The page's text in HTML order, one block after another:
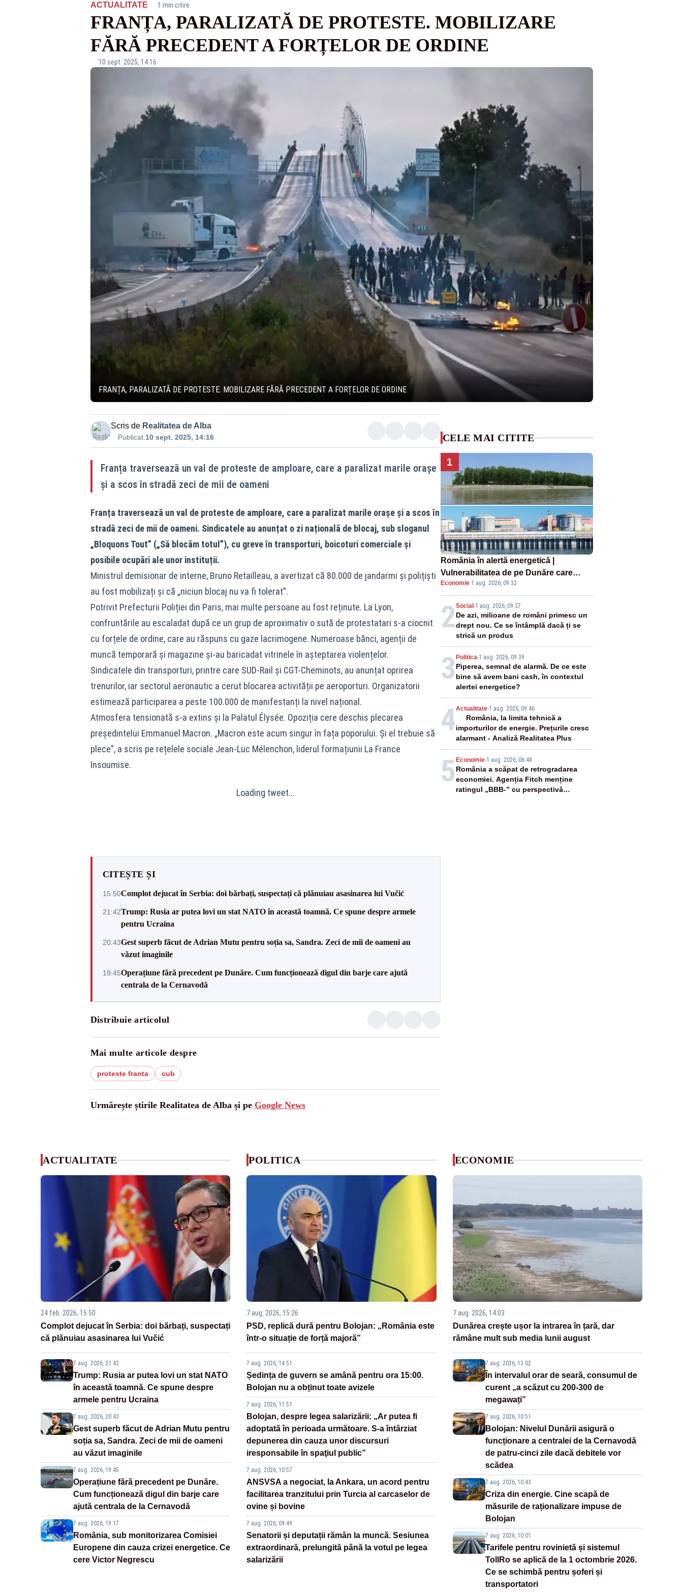
ACTUALITATE· 1 min citire
FRANȚA, PARALIZATĂ DE PROTESTE. MOBILIZARE
FĂRĂ PRECEDENT A FORȚELOR DE ORDINE
10 sept. 2025, 14:16
FRANȚA, PARALIZATĂ DE PROTESTE. MOBILIZARE FĂRĂ PRECEDENT A FORȚELOR DE ORDINE
Scris de Realitatea de Alba
Publicat:10 sept. 2025, 14:16
Franța traversează un val de proteste de amploare, care a paralizat marile orașe
și a scos în stradă zeci de mii de oameni
Franța traversează un val de proteste de amploare, care a paralizat marile orașe și a scos în
stradă zeci de mii de oameni. Sindicatele au anunțat o zi națională de blocaj, sub sloganul
„Bloquons Tout” („Să blocăm totul”), cu greve în transporturi, boicoturi comerciale și
posibile ocupări ale unor instituții.
Ministrul demisionar de interne, Bruno Retailleau, a avertizat că 80.000 de jandarmi și polițiști
au fost mobilizați și că „niciun blocaj nu va fi tolerat”.
Potrivit Prefecturii Poliției din Paris, mai multe persoane au fost reținute. La Lyon,
confruntările au escaladat după ce un grup de aproximativ o sută de protestatari s-a ciocnit
cu forțele de ordine, care au răspuns cu gaze lacrimogene. Numeroase bănci, agenții de
muncă temporară și magazine și-au baricadat vitrinele în așteptarea violențelor.
Sindicatele din transporturi, printre care SUD-Rail și CGT-Cheminots, au anunțat oprirea
trenurilor, iar sectorul aeronautic a cerut blocarea activității pe aeroporturi. Organizatorii
estimează participarea a peste 100.000 de manifestanți la nivel național.
Atmosfera tensionată s-a extins și la Palatul Élysée. Opoziția cere deschis plecarea
președintelui Emmanuel Macron. „Macron este acum singur în fața poporului. Și el trebuie să
plece”, a scris pe rețelele sociale Jean-Luc Mélenchon, liderul formațiunii La France
Insoumise.
Loading tweet...
CITEȘTE ȘI
15:50Complot dejucat în Serbia: doi bărbați, suspectați că plănuiau asasinarea lui Vučić
21:42Trump: Rusia ar putea lovi un stat NATO în această toamnă. Ce spune despre armele
pentru Ucraina
20:43Gest superb făcut de Adrian Mutu pentru soția sa, Sandra. Zeci de mii de oameni au
văzut imaginile
19:45Operațiune fără precedent pe Dunăre. Cum funcționează digul din barje care ajută
centrala de la Cernavodă
Distribuie articolul
Mai multe articole despre
proteste franta cub
Urmărește știrile Realitatea de Alba și pe Google News
CELE MAI CITITE
1
România în alertă energetică |
Vulnerabilitatea de pe Dunăre care
pune în pericol Centrala Cernavodă era
cunoscută de pe vremea lui Ceaușescu
Economie·1 aug. 2026, 09:32
2Social -1 aug. 2026, 09:37
De azi, milioane de români primesc un
drept nou. Ce se întâmplă dacă ți se
strică un produs
3 Politica-1 aug. 2026, 09:39
Piperea, semnal de alarmă. De ce este
bine să avem bani cash, în contextul
alertei energetice?
4Actualitate-1 aug. 2026, 09:46
România, la limita tehnică a
importurilor de energie. Prețurile cresc
alarmant - Analiză Realitatea Plus
5 Economie-1 aug. 2026, 06:48
România a scăpat de retrogradarea
economiei. Agenția Fitch menține
ratingul „BBB-” cu perspectivă
ACTUALITATE
24 feb. 2026, 15:50
Complot dejucat în Serbia: doi bărbați, suspectați
că plănuiau asasinarea lui Vučić
7 aug. 2026, 21:42
Trump: Rusia ar putea lovi un stat NATO
în această toamnă. Ce spune despre
armele pentru Ucraina
7 aug. 2026, 20:43
Gest superb făcut de Adrian Mutu pentru
soția sa, Sandra. Zeci de mii de oameni
au văzut imaginile
7 aug. 2026, 19:45
Operațiune fără precedent pe Dunăre.
Cum funcționează digul din barje care
ajută centrala de la Cernavodă
7 aug. 2026, 19:17
România, sub monitorizarea Comisiei
Europene din cauza crizei energetice. Ce
cere Victor Negrescu
POLITICA
7 aug. 2026, 15:26
PSD, replică dură pentru Bolojan: „România este
într-o situație de forță majoră”
7 aug. 2026, 14:51
Ședința de guvern se amână pentru ora 15:00.
Bolojan nu a obținut toate avizele
7 aug. 2026, 11:51
Bolojan, despre legea salarizării: „Ar putea fi
adoptată în perioada următoare. S-a întârziat
depunerea din cauza unor discursuri
iresponsabile în spaţiul public”
7 aug. 2026, 10:57
ANSVSA a negociat, la Ankara, un acord pentru
facilitarea tranzitului prin Turcia al carcaselor de
ovine și bovine
7 aug. 2026, 09:49
Senatorii și deputații rămân la muncă. Sesiunea
extraordinară, prelungită până la votul pe legea
salarizării
ECONOMIE
7 aug. 2026, 14:03
Dunărea crește ușor la intrarea în țară, dar
rămâne mult sub media lunii august
7 aug. 2026, 13:02
În intervalul orar de seară, consumul de
curent „a scăzut cu 200-300 de
megawați”
7 aug. 2026, 10:51
Bolojan: Nivelul Dunării asigură o
funcționare a centralei de la Cernavodă
de patru-cinci zile dacă debitele vor
scădea
7 aug. 2026, 10:43
Criza din energie. Cine scapă de
măsurile de raționalizare impuse de
Bolojan
7 aug. 2026, 10:01
Tarifele pentru rovinietă și sistemul
TollRo se aplică de la 1 octombrie 2026.
Ce se schimbă pentru șoferi și
transportatori